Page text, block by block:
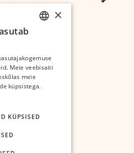
Arendab:
×
Meie veebisaiti
meie
küpsistega.
KÜPSISED